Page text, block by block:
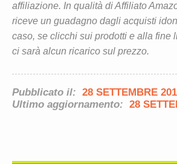
affiliazione. In qualità di Affiliato
riceve un guadagno dagli acquisti
caso, se clicchi sui prodotti e alla fine
ci sarà alcun ricarico sul prezzo.
Pubblicato il: 28 SETTEMBRE
Ultimo aggiornamento: 28